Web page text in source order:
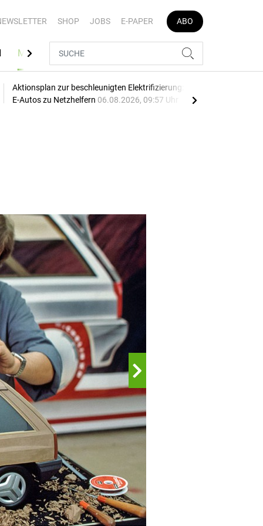
SHOP JOBS E-PAPER ABO
MEDIATHEK
Aktionsplan zur beschleunigten Elektrifizierung: EU macht
E-Autos zu Netzhelfern 06.08.2026, 09:57 Uhr